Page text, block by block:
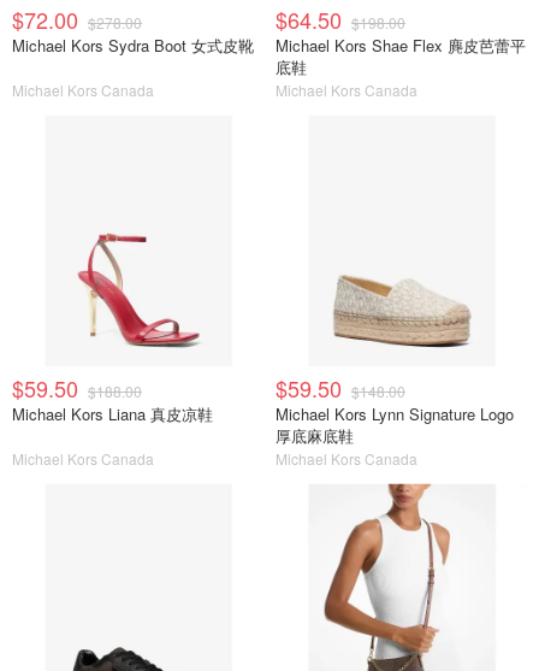
$72.00 $278.00
Michael Kors Sydra Boot 女式皮靴
Michael Kors Canada
$64.50 $198.00
Michael Kors Shae Flex 麂皮芭蕾平
底鞋
Michael Kors Canada
$59.50 $188.00
Michael Kors Liana 真皮凉鞋
Michael Kors Canada
$59.50 $148.00
Michael Kors Lynn Signature Logo
厚底麻底鞋
Michael Kors Canada